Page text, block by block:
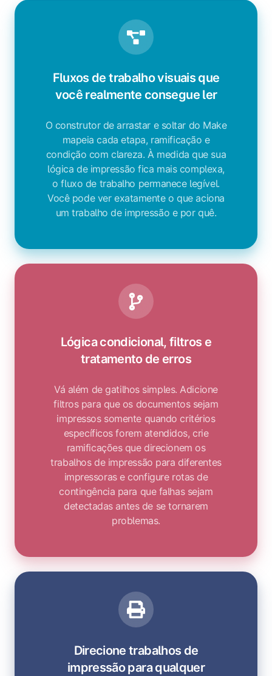
Fluxos de trabalho visuais que
você realmente consegue ler
O construtor de arrastar e soltar do Make
mapeia cada etapa, ramificação e
condição com clareza. À medida que sua
lógica de impressão fica mais complexa,
o fluxo de trabalho permanece legível.
Você pode ver exatamente o que aciona
um trabalho de impressão e por quê.
Lógica condicional, filtros e
tratamento de erros
Vá além de gatilhos simples. Adicione
filtros para que os documentos sejam
impressos somente quando critérios
específicos forem atendidos, crie
ramificações que direcionem os
trabalhos de impressão para diferentes
impressoras e configure rotas de
contingência para que falhas sejam
detectadas antes de se tornarem
problemas.
Direcione trabalhos de
impressão para qualquer